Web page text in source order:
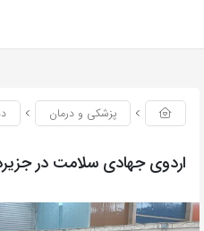
پزشکی و درمان
اردوی جهادی سلامت در